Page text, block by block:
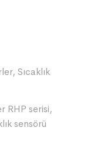
, Sıcaklık
RHP serisi,
sensörü